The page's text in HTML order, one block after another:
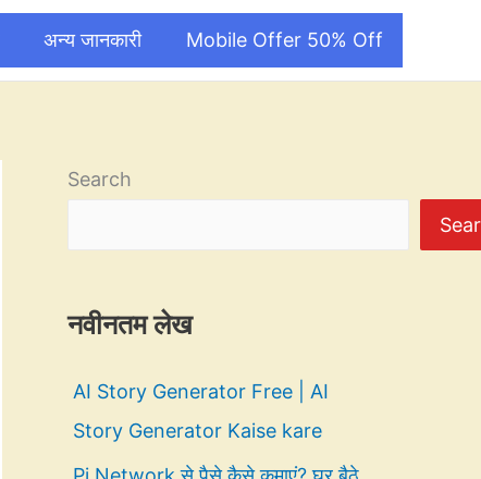
अन्य जानकारी Mobile Offer 50% Off
Search
नवीनतम लेख
AI Story Generator Free | AI
Story Generator Kaise kare